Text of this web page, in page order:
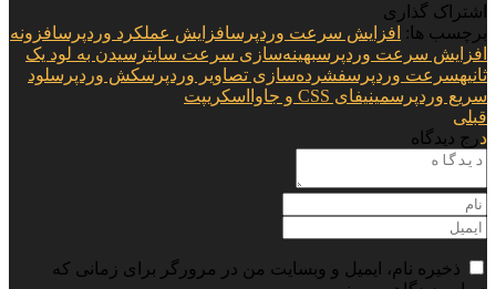
اشتراک گذاری
برچسب ها:
افزایش سرعت وردپرسافزایش عملکرد وردپرسافزونه
افزایش سرعت وردپرسبهینه‌سازی سرعت سایترسیدن به لود یک
ثانیهسرعت وردپرسفشرده‌سازی تصاویر وردپرسکش وردپرسلود
سریع وردپرسمینیفای CSS و جاوااسکریپت
قبلی
درج دیدگاه
ذخیره نام، ایمیل و وبسایت من در مرورگر برای زمانی که